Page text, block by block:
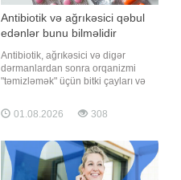
Antibiotik və ağrıkəsici qəbul
edənlər bunu bilməlidir
Antibiotik, ağrıkəsici və digər
dərmanlardan sonra orqanizmi
"təmizləmək" üçün bitki çayları və
edənlər olsa da, mütəxəssislər bu
üsulların əksəriyyətinin elmi
verir ki, həkim Svetlana
Burnatskayanın sözlərinə görə,
dərmanları
01.08.2026 308